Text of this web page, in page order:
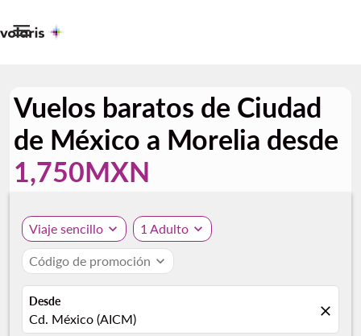

Vuelos baratos de Ciudad
de México a Morelia desde
1,750MXN
Viaje sencillo expand_more 1 Adulto expand_more
Código de promoción expand_more
Desde
Cd. México (AICM) close